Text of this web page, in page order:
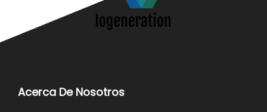
Acerca De Nosotros